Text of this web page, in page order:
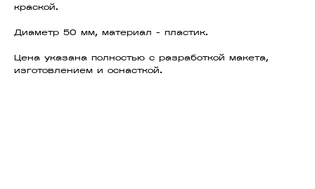
краской.
Диаметр 50 мм, материал - пластик.
Цена указана полностью с разработкой макета,
изготовлением и оснасткой.